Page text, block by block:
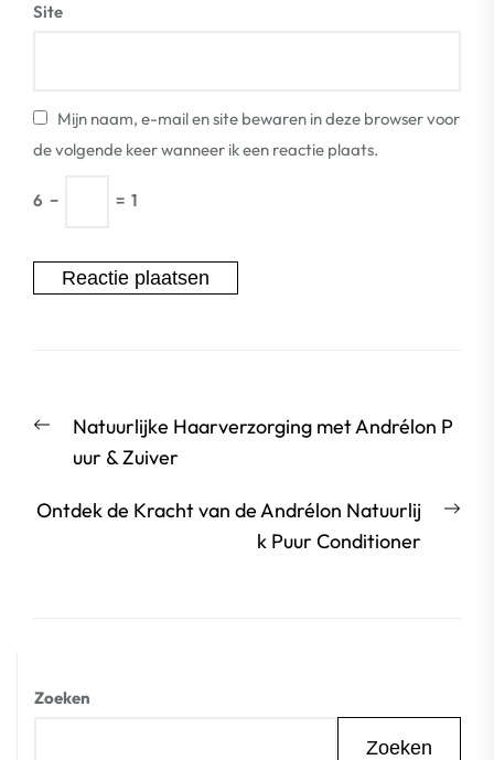
Site
Mijn naam, e-mail en site bewaren in deze browser voor
de volgende keer wanneer ik een reactie plaats.
6 − = 1
Vorige
bericht:
Natuurlijke Haarverzorging met Andrélon P
uur & Zuiver
Ontdek de Kracht van de Andrélon Natuurlij
k Puur Conditioner
Zoeken
Zoeken